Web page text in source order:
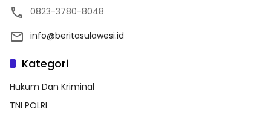
0823-3780-8048
info@beritasulawesi.id
Kategori
Hukum Dan Kriminal
TNI POLRI